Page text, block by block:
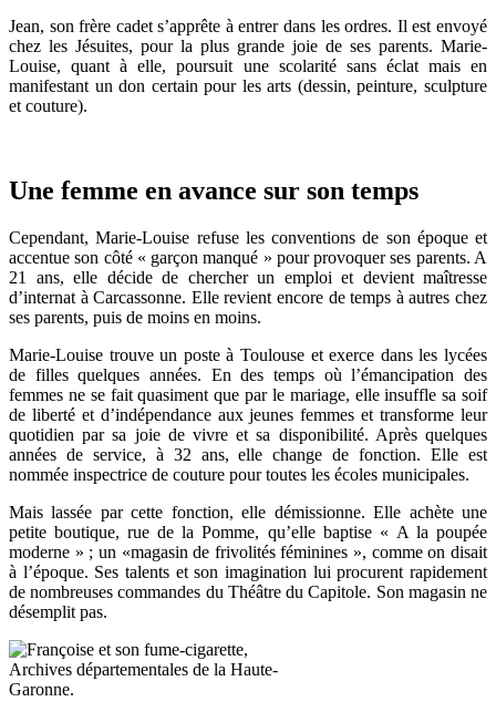
Jean, son frère cadet s’apprête à entrer dans les ordres. Il est envoyé
chez les Jésuites, pour la plus grande joie de ses parents. Marie-
Louise, quant à elle, poursuit une scolarité sans éclat mais en
manifestant un don certain pour les arts (dessin, peinture, sculpture
et couture).
Une femme en avance sur son temps
Cependant, Marie-Louise refuse les conventions de son époque et
accentue son côté « garçon manqué » pour provoquer ses parents. A
21 ans, elle décide de chercher un emploi et devient maîtresse
d’internat à Carcassonne. Elle revient encore de temps à autres chez
ses parents, puis de moins en moins.
Marie-Louise trouve un poste à Toulouse et exerce dans les lycées
de filles quelques années. En des temps où l’émancipation des
femmes ne se fait quasiment que par le mariage, elle insuffle sa soif
de liberté et d’indépendance aux jeunes femmes et transforme leur
quotidien par sa joie de vivre et sa disponibilité. Après quelques
années de service, à 32 ans, elle change de fonction. Elle est
nommée inspectrice de couture pour toutes les écoles municipales.
Mais lassée par cette fonction, elle démissionne. Elle achète une
petite boutique, rue de la Pomme, qu’elle baptise « A la poupée
moderne » ; un «magasin de frivolités féminines », comme on disait
à l’époque. Ses talents et son imagination lui procurent rapidement
de nombreuses commandes du Théâtre du Capitole. Son magasin ne
désemplit pas.